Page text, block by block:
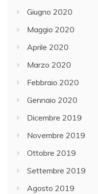
Giugno 2020
Maggio 2020
Aprile 2020
Marzo 2020
Febbraio 2020
Gennaio 2020
Dicembre 2019
Novembre 2019
Ottobre 2019
Settembre 2019
Agosto 2019